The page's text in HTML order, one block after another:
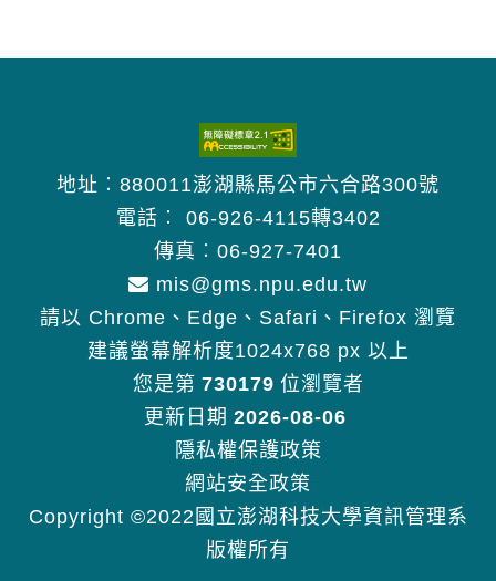
地址︰880011澎湖縣馬公市六合路300號
電話︰ 06-926-4115轉3402
傳真︰06-927-7401
mis@gms.npu.edu.tw
請以 Chrome、Edge、Safari、Firefox 瀏覽
建議螢幕解析度1024x768 px 以上
您是第 730179 位瀏覽者
更新日期 2026-08-06
隱私權保護政策
網站安全政策
Copyright ©2022國立澎湖科技大學資訊管理系
版權所有